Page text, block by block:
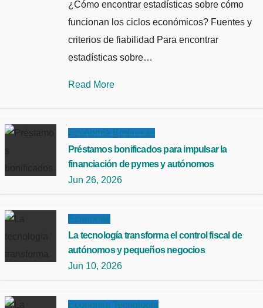
¿Cómo encontrar estadísticas sobre cómo
funcionan los ciclos económicos? Fuentes y
criterios de fiabilidad Para encontrar
estadísticas sobre…
Read More
Economía Empresas
Préstamos bonificados para impulsar la
financiación de pymes y autónomos
Jun 26, 2026
Economía
La tecnología transforma el control fiscal de
autónomos y pequeños negocios
Jun 10, 2026
Economía Tecnología